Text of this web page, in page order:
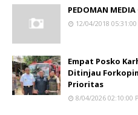
PEDOMAN MEDIA
12/04/2018
Empat Posko
Ditinjau
Prioritas
8/04/2026 02:10:00